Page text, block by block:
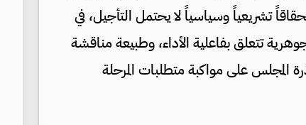
تشريعياً وسياسياً لا يحتمل التأجيل، في
تتعلق بفاعلية الأداء، وطبيعة مناقشة
المجلس على مواكبة متطلبات المرحلة